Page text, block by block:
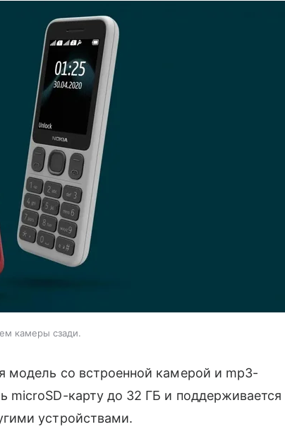
камеры сзади.
модель со встроенной камерой и mp3-
карту до 32 ГБ и поддерживается
устройствами.